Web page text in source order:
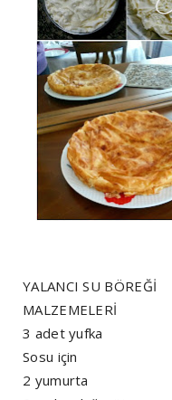
YALANCI SU BÖREĞİ
MALZEMELERİ
3 adet yufka
Sosu için
2 yumurta